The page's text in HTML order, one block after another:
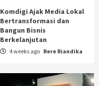
Komdigi Ajak Media Lokal
Bertransformasi dan
Bangun Bisnis
Berkelanjutan
4 weeks ago Rere Riandika